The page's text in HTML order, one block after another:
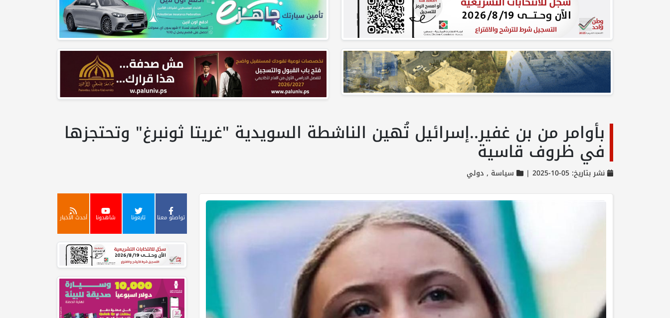
بأوامر من بن غفير..إسرائيل تُهين الناشطة السويدية "غريتا ثونبرغ" وتحتجزها
في ظروف قاسية
نشر بتاريخ: 05-10-2025 | سياسة , دولي
تواصلو معنا تابعونا شاهدونا أحدث الأخبار